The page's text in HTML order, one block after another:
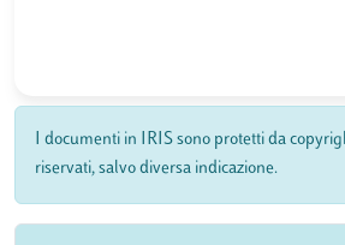
I documenti in IRIS sono protetti da
riservati, salvo diversa indicazione.